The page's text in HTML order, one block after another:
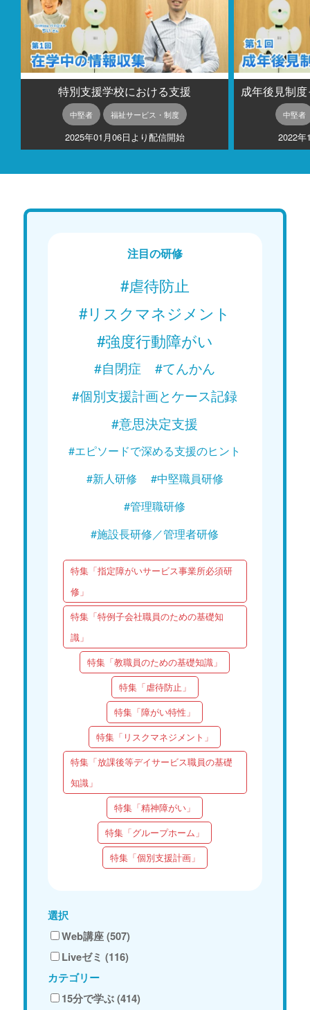
特別支援学校における支援
中堅者 福祉サービス・制度
2025年01月06日より配信開始
中堅者
2022年
注目の研修
#虐待防止
#リスクマネジメント
#強度行動障がい
#自閉症
#てんかん
#個別支援計画とケース記録
#意思決定支援
#エピソードで深める支援のヒント
#新人研修
#中堅職員研修
#管理職研修
#施設長研修／管理者研修
特集「指定障がいサービス事業所必須研
修」
特集「特例子会社職員のための基礎知
識」
特集「教職員のための基礎知識」
特集「虐待防止」
特集「障がい特性」
特集「リスクマネジメント」
特集「放課後等デイサービス職員の基礎
知識」
特集「精神障がい」
特集「グループホーム」
特集「個別支援計画」
選択
Web講座 (507)
Liveゼミ (116)
カテゴリー
15分で学ぶ (414)